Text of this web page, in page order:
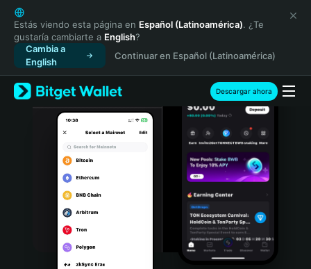
English
日本語
Tiếng Việt
Русский
Español (Latinoamérica)
Türkçe
Italiano
Português (Portugal)
Bahasa Indonesia
Estás viendo esta página en Español (Latinoamérica). ¿Te
gustaría cambiarte a English?
Cambia a
English
Continuar en Español (Latinoamérica)
Descargar ahora